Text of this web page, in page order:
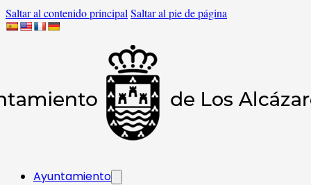
Saltar al contenido principal Saltar al pie de página
Ayuntamiento